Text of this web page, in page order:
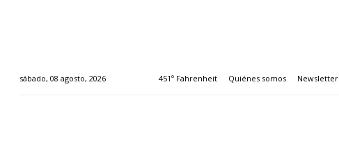
sábado, 08 agosto, 2026 451º Fahrenheit Quiénes somos Newsletter